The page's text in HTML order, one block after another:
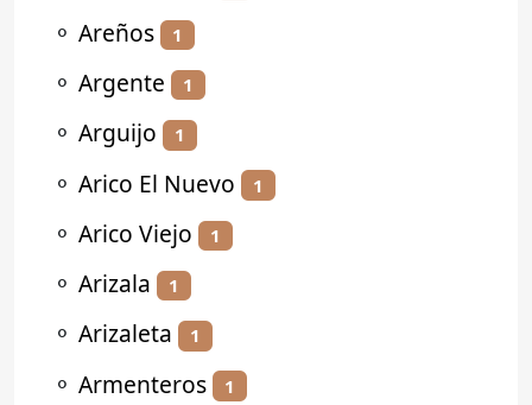
⚬ Areños 1
⚬ Argente 1
⚬ Arguijo 1
⚬ Arico El Nuevo 1
⚬ Arico Viejo 1
⚬ Arizala 1
⚬ Arizaleta 1
⚬ Armenteros 1